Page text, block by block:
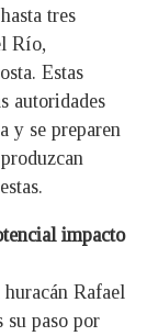
tres
Río,
Estas
autoridades
y se preparen
impacto
Rafael
su paso por